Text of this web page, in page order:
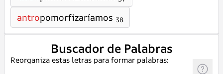
antropomorfizaríamos 38
Buscador de Palabras
Reorganiza estas letras para formar palabras: